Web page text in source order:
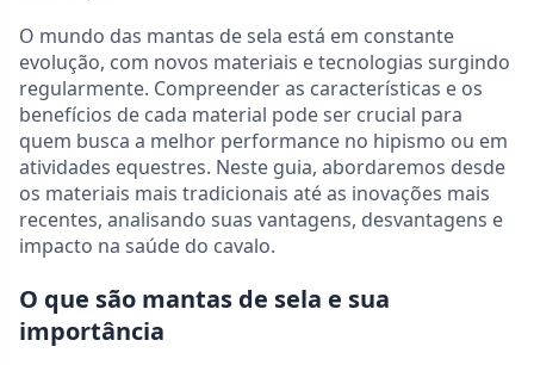
O mundo das mantas de sela está em constante
evolução, com novos materiais e tecnologias surgindo
regularmente. Compreender as características e os
benefícios de cada material pode ser crucial para
quem busca a melhor performance no hipismo ou em
atividades equestres. Neste guia, abordaremos desde
os materiais mais tradicionais até as inovações mais
recentes, analisando suas vantagens, desvantagens e
impacto na saúde do cavalo.
O que são mantas de sela e sua
importância